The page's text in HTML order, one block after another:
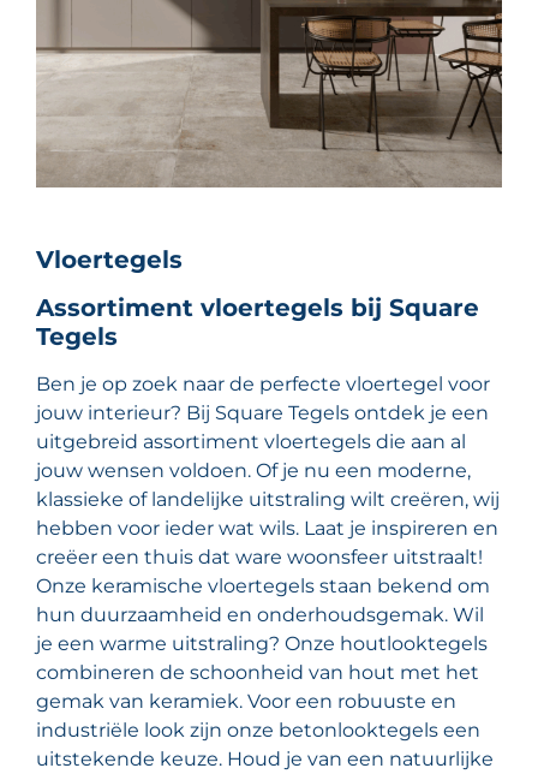
Vloertegels
Assortiment vloertegels bij Square
Tegels
Ben je op zoek naar de perfecte vloertegel voor
jouw interieur? Bij Square Tegels ontdek je een
uitgebreid assortiment vloertegels die aan al
jouw wensen voldoen. Of je nu een moderne,
klassieke of landelijke uitstraling wilt creëren, wij
hebben voor ieder wat wils. Laat je inspireren en
creëer een thuis dat ware woonsfeer uitstraalt!
Onze keramische vloertegels staan bekend om
hun duurzaamheid en onderhoudsgemak. Wil
je een warme uitstraling? Onze houtlooktegels
combineren de schoonheid van hout met het
gemak van keramiek. Voor een robuuste en
industriële look zijn onze betonlooktegels een
uitstekende keuze. Houd je van een natuurlijke